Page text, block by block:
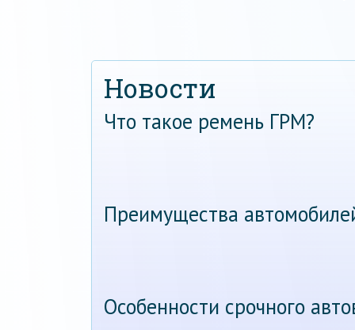
Новости
Что такое ремень ГРМ?
Преимущества
Особенности срочного